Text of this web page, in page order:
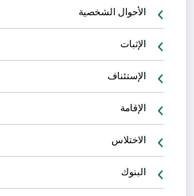
الأحوال الشخصية
الإثبات
الإستئناف
الإقامة
الاختلاس
البنوك